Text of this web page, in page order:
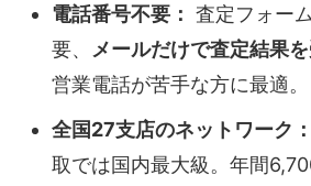
電話番号不要： 査定フォー
要、
メールだけで査定結果
営業電話が苦手な方に最適。
全国27支店のネットワーク：
取では国内最大級。年間